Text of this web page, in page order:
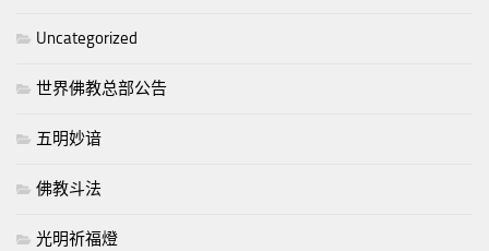
Uncategorized
世界佛教总部公告
五明妙谙
佛教斗法
光明祈福燈